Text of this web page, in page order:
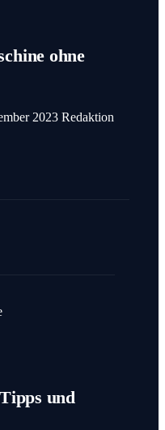
ohne
2023 Redaktion
und